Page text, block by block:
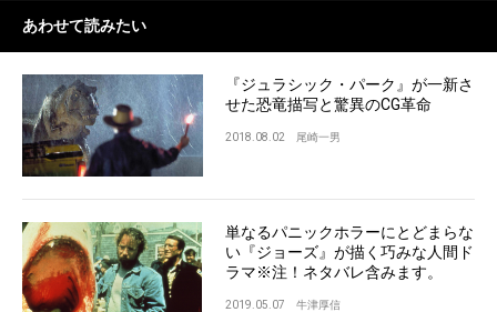
あわせて読みたい
『ジュラシック・パーク』が一新さ
せた恐竜描写と驚異のCG革命
2018.08.02 尾崎一男
単なるパニックホラーにとどまらな
い『ジョーズ』が描く巧みな人間ド
ラマ※注！ネタバレ含みます。
2019.05.07 牛津厚信